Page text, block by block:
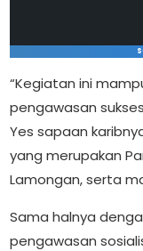
“Kegiatan ini
pengawasan
Yes sapaan
yang merupakan
Lamongan, serta
Sama halnya
pengawasan